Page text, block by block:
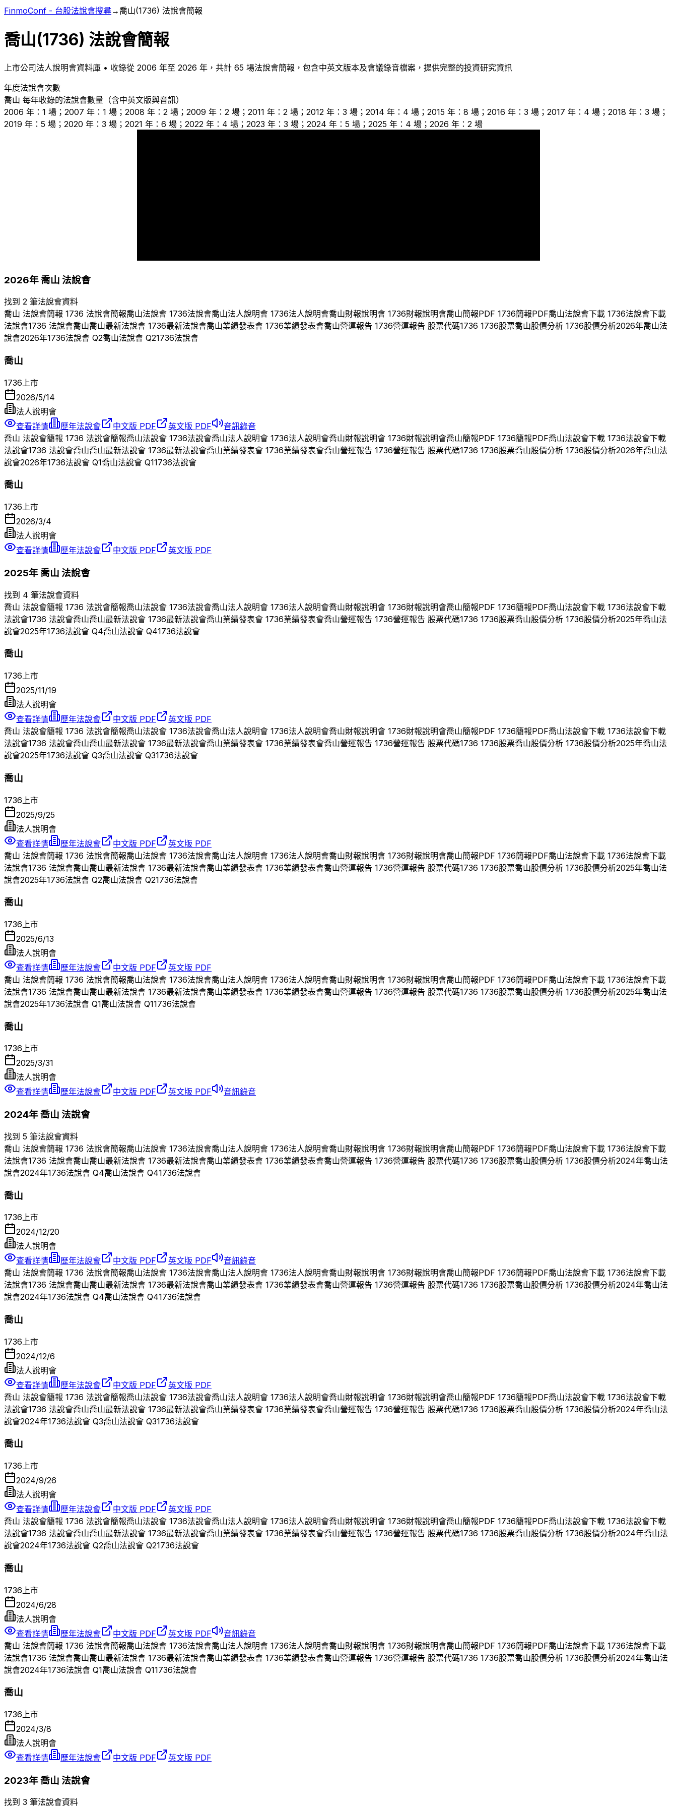
FinmoConf - 台股法說會搜尋→喬山(1736) 法說會簡報
喬山(1736) 法說會簡報
上市公司法人說明會資料庫 • 收錄從 2006 年至 2026 年，共計 65 場法說會簡報，包含中英文版本及會議錄音檔案，提供完整的投資研究資訊
年度法說會次數
喬山 每年收錄的法說會數量（含中英文版與音訊）
2006 年：1 場；2007 年：1 場；2008 年：2 場；2009 年：2 場；2011 年：2 場；2012 年：3 場；2014 年：4 場；2015 年：8 場；2016 年：3 場；2017 年：4 場；2018 年：3 場；
2019 年：5 場；2020 年：3 場；2021 年：6 場；2022 年：4 場；2023 年：3 場；2024 年：5 場；2025 年：4 場；2026 年：2 場
2026年喬山 法說會
找到 2 筆法說會資料
喬山 法說會簡報 1736 法說會簡報喬山法說會 1736法說會喬山法人說明會 1736法人說明會喬山財報說明會 1736財報說明會喬山簡報PDF 1736簡報PDF喬山法說會下載 1736法說會下載
法說會1736 法說會喬山喬山最新法說會 1736最新法說會喬山業績發表會 1736業績發表會喬山營運報告 1736營運報告 股票代碼1736 1736股票喬山股價分析 1736股價分析2026年喬山法
說會2026年1736法說會 Q2喬山法說會 Q21736法說會
喬山
1736 上市
2026/5/14
法人說明會
查看詳情
歷年法說會 中文版 PDF 英文版 PDF
音訊錄音
喬山 法說會簡報 1736 法說會簡報喬山法說會 1736法說會喬山法人說明會 1736法人說明會喬山財報說明會 1736財報說明會喬山簡報PDF 1736簡報PDF喬山法說會下載 1736法說會下載
法說會1736 法說會喬山喬山最新法說會 1736最新法說會喬山業績發表會 1736業績發表會喬山營運報告 1736營運報告 股票代碼1736 1736股票喬山股價分析 1736股價分析2026年喬山法
說會2026年1736法說會 Q1喬山法說會 Q11736法說會
喬山
1736上市
2026/3/4
法人說明會
查看詳情
歷年法說會 中文版 PDF 英文版 PDF
2025年喬山 法說會
找到 4 筆法說會資料
喬山 法說會簡報 1736 法說會簡報喬山法說會 1736法說會喬山法人說明會 1736法人說明會喬山財報說明會 1736財報說明會喬山簡報PDF 1736簡報PDF喬山法說會下載 1736法說會下載
法說會1736 法說會喬山喬山最新法說會 1736最新法說會喬山業績發表會 1736業績發表會喬山營運報告 1736營運報告 股票代碼1736 1736股票喬山股價分析 1736股價分析2025年喬山法
說會2025年1736法說會 Q4喬山法說會 Q41736法說會
喬山
1736上市
2025/11/19
法人說明會
查看詳情
歷年法說會 中文版 PDF
英文版 PDF
喬山 法說會簡報 1736 法說會簡報喬山法說會 1736法說會喬山法人說明會 1736法人說明會喬山財報說明會 1736財報說明會喬山簡報PDF 1736簡報PDF喬山法說會下載 1736法說會下載
法說會1736 法說會喬山喬山最新法說會 1736最新法說會喬山業績發表會 1736業績發表會喬山營運報告 1736營運報告 股票代碼1736 1736股票喬山股價分析 1736股價分析2025年喬山法
說會2025年1736法說會 Q3喬山法說會 Q31736法說會
喬山
1736 上市
2025/9/25
法人說明會
查看詳情
歷年法說會 中文版 PDF
英文版 PDF
喬山 法說會簡報 1736 法說會簡報喬山法說會 1736法說會喬山法人說明會 1736法人說明會喬山財報說明會 1736財報說明會喬山簡報PDF 1736簡報PDF喬山法說會下載 1736法說會下載
法說會1736 法說會喬山喬山最新法說會 1736最新法說會喬山業績發表會 1736業績發表會喬山營運報告 1736營運報告 股票代碼1736 1736股票喬山股價分析 1736股價分析2025年喬山法
說會2025年1736法說會 Q2喬山法說會 Q21736法說會
喬山
1736 上市
2025/6/13
法人說明會
查看詳情
歷年法說會 中文版 PDF
英文版 PDF
喬山 法說會簡報 1736 法說會簡報喬山法說會 1736法說會喬山法人說明會 1736法人說明會喬山財報說明會 1736財報說明會喬山簡報PDF 1736簡報PDF喬山法說會下載 1736法說會下載
法說會1736 法說會喬山喬山最新法說會 1736最新法說會喬山業績發表會 1736業績發表會喬山營運報告 1736營運報告 股票代碼1736 1736股票喬山股價分析 1736股價分析2025年喬山法
說會2025年1736法說會 Q1喬山法說會 Q11736法說會
喬山
1736上市
2025/3/31
法人說明會
查看詳情
歷年法說會 中文版 PDF 英文版 PDF 音訊錄音
2024年喬山 法說會
找到 5 筆法說會資料
喬山 法說會簡報 1736 法說會簡報喬山法說會 1736法說會喬山法人說明會 1736法人說明會喬山財報說明會 1736財報說明會喬山簡報PDF 1736簡報PDF喬山法說會下載 1736法說會下載
法說會1736 法說會喬山喬山最新法說會 1736最新法說會喬山業績發表會 1736業績發表會喬山營運報告 1736營運報告 股票代碼1736 1736股票喬山股價分析 1736股價分析2024年喬山法
說會2024年1736法說會 Q4喬山法說會 Q41736法說會
喬山
1736上市
2024/12/20
法人說明會
查看詳情
歷年法說會 中文版 PDF 英文版 PDF
音訊錄音
喬山 法說會簡報 1736 法說會簡報喬山法說會 1736法說會喬山法人說明會 1736法人說明會喬山財報說明會 1736財報說明會喬山簡報PDF 1736簡報PDF喬山法說會下載 1736法說會下載
法說會1736 法說會喬山喬山最新法說會 1736最新法說會喬山業績發表會 1736業績發表會喬山營運報告 1736營運報告 股票代碼1736 1736股票喬山股價分析 1736股價分析2024年喬山法
說會2024年1736法說會 Q4喬山法說會 Q41736法說會
喬山
1736 上市
2024/12/6
法人說明會
查看詳情
歷年法說會 中文版 PDF
英文版 PDF
喬山 法說會簡報 1736 法說會簡報喬山法說會 1736法說會喬山法人說明會 1736法人說明會喬山財報說明會 1736財報說明會喬山簡報PDF 1736簡報PDF喬山法說會下載 1736法說會下載
法說會1736 法說會喬山喬山最新法說會 1736最新法說會喬山業績發表會 1736業績發表會喬山營運報告 1736營運報告 股票代碼1736 1736股票喬山股價分析 1736股價分析2024年喬山法
說會2024年1736法說會 Q3喬山法說會 Q31736法說會
喬山
1736上市
2024/9/26
法人說明會
查看詳情
歷年法說會 中文版 PDF
英文版 PDF
喬山 法說會簡報 1736 法說會簡報喬山法說會 1736法說會喬山法人說明會 1736法人說明會喬山財報說明會 1736財報說明會喬山簡報PDF 1736簡報PDF喬山法說會下載 1736法說會下載
法說會1736 法說會喬山喬山最新法說會 1736最新法說會喬山業績發表會 1736業績發表會喬山營運報告 1736營運報告 股票代碼1736 1736股票喬山股價分析 1736股價分析2024年喬山法
說會2024年1736法說會 Q2喬山法說會 Q21736法說會
喬山
1736 上市
2024/6/28
法人說明會
查看詳情
歷年法說會 中文版 PDF 英文版 PDF
音訊錄音
喬山 法說會簡報 1736 法說會簡報喬山法說會 1736法說會喬山法人說明會 1736法人說明會喬山財報說明會 1736財報說明會喬山簡報PDF 1736簡報PDF喬山法說會下載 1736法說會下載
法說會1736 法說會喬山喬山最新法說會 1736最新法說會喬山業績發表會 1736業績發表會喬山營運報告 1736營運報告 股票代碼1736 1736股票喬山股價分析 1736股價分析2024年喬山法
說會2024年1736法說會 Q1喬山法說會 Q11736法說會
喬山
1736上市
2024/3/8
法人說明會
查看詳情
歷年法說會 中文版 PDF 英文版 PDF
2023年喬山 法說會
找到 3 筆法說會資料